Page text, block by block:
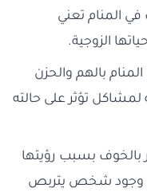
المنام تعني
الزوجية.
بالهم والحزن
لمشاكل تؤثر على حالته
بسبب رؤيتها
وجود شخص يتربص